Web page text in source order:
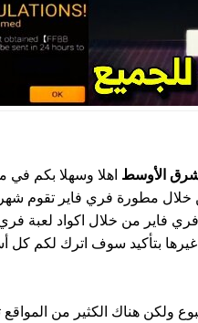
اهلا وسهلا بكم في
مطورة فري فاير تقوم شهريا
فاير من خلال اكواد لعبة
بتأكيد سوف اترك لكم كل
ولكن هناك الكثير من